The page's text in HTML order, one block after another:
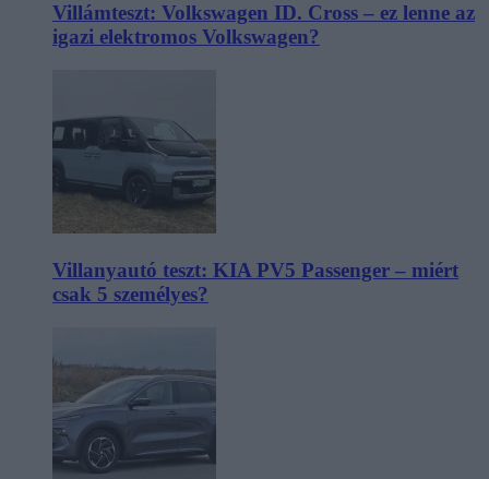
Villámteszt: Volkswagen ID. Cross – ez lenne az
igazi elektromos Volkswagen?
Villanyautó teszt: KIA PV5 Passenger – miért
csak 5 személyes?